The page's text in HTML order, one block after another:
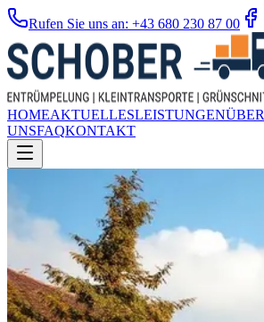
Rufen Sie uns an: +43 680 230 87 00
HOMEAKTUELLESLEISTUNGENÜBER
UNSFAQKONTAKT